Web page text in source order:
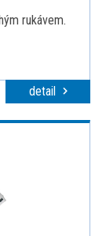
rukávem.
detail